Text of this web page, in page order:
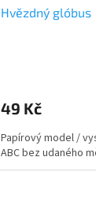
Hvězdný glóbus
49 Kč
Papírový model /
ABC bez udaného